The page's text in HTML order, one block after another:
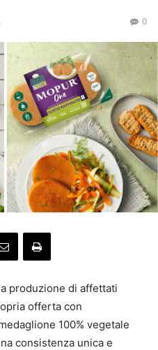
0
produzione di affettati
offerta con
100% vegetale
consistenza unica e